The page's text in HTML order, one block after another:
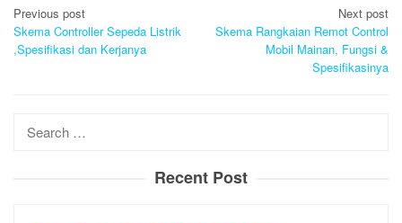
Post
navigation
Previous post
Skema Controller Sepeda Listrik
,Spesifikasi dan Kerjanya
Next post
Skema Rangkaian Remot Control
Mobil Mainan, Fungsi &
Spesifikasinya
Search
Recent Post